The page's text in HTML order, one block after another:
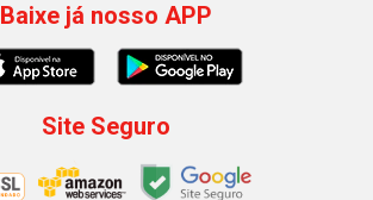
Baixe já nosso APP
Site Seguro